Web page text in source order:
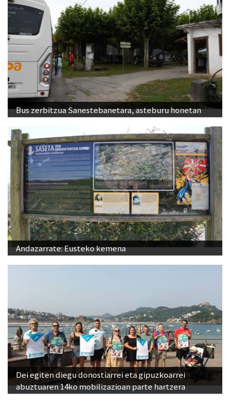
Bus zerbitzua Sanestebanetara, asteburu honetan
Andazarrate: Eusteko kemena
Dei egiten diegu donostiarrei eta gipuzkoarrei
abuztuaren 14ko mobilizazioan parte hartzera